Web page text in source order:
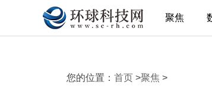
聚焦
您的位置： 首页 >聚焦 >